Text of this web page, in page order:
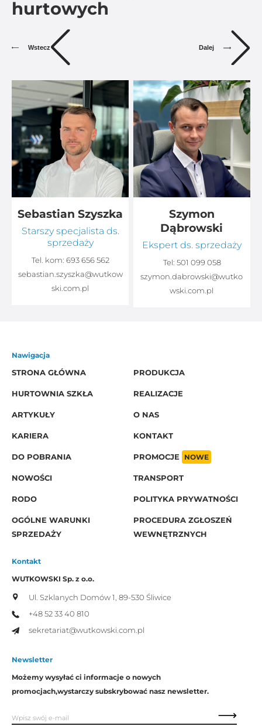
hurtowych
Wstecz Dalej
Sebastian Szyszka
Starszy specjalista ds.
sprzedaży
Tel. kom: 693 656 562
sebastian.szyszka@wutkow
ski.com.pl
Szymon
Dąbrowski
Ekspert ds. sprzedaży
Tel: 501 099 058
szymon.dabrowski@wutko
wski.com.pl
Nawigacja
STRONA GŁÓWNA
PRODUKCJA
HURTOWNIA SZKŁA REALIZACJE
ARTYKUŁY O NAS
KARIERA KONTAKT
DO POBRANIA PROMOCJE NOWE
NOWOŚCI TRANSPORT
RODO POLITYKA PRYWATNOŚCI
OGÓLNE WARUNKI
SPRZEDAŻY
PROCEDURA ZGŁOSZEŃ
WEWNĘTRZNYCH
Kontakt
WUTKOWSKI Sp. z o.o.
Ul. Szklanych Domów 1, 89-530 Śliwice
+48 52 33 40 810
sekretariat@wutkowski.com.pl
Newsletter
Możemy wysyłać ci informacje o nowych
promocjach,wystarczy subskrybować nasz newsletter.